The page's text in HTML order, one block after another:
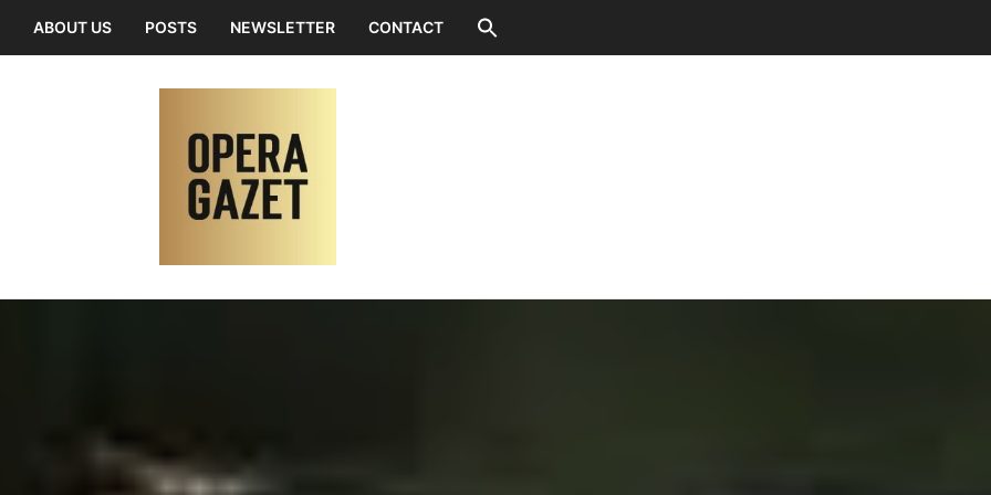
ABOUT US POSTS NEWSLETTER CONTACT